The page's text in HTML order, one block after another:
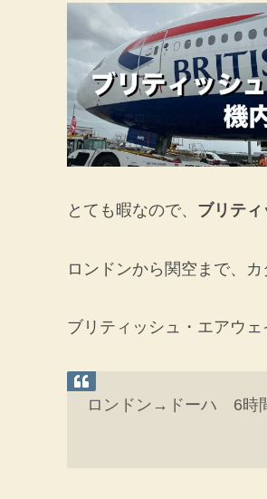
とても暇なので、 ブリテ
ロンドンから関空まで、
ブリティッシュ・エアウェ
ロンドン→ドーハ 6時